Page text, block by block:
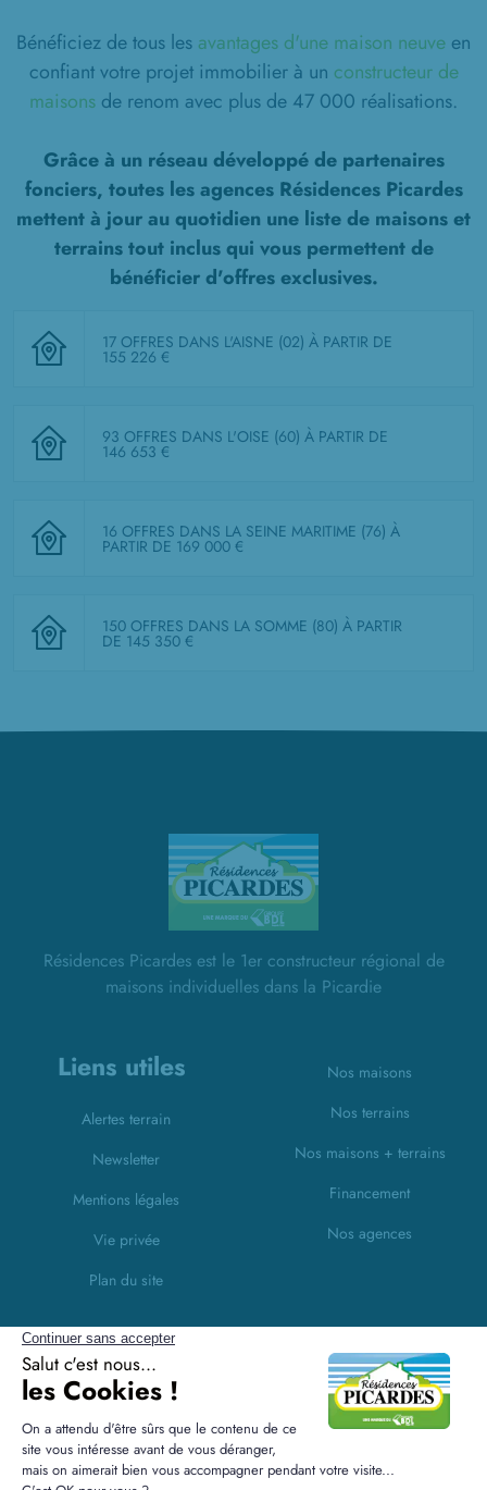
Bénéficiez de tous les avantages d'une maison neuve en
confiant votre projet immobilier à un constructeur de
maisons de renom avec plus de 47 000 réalisations.
Grâce à un réseau développé de partenaires
fonciers, toutes les agences Résidences Picardes
mettent à jour au quotidien une liste de maisons et
terrains tout inclusqui vous permettent de
bénéficier d'offres exclusives.
17 OFFRES DANS L'AISNE (02) À PARTIR DE
155 226 €
93 OFFRES DANS L'OISE (60) À PARTIR DE
146 653 €
16 OFFRES DANS LA SEINE MARITIME (76) À
PARTIR DE 169 000 €
150 OFFRES DANS LA SOMME (80) À PARTIR
DE 145 350 €
Résidences Picardes est le 1er constructeur régional de
maisons individuelles dans la Picardie
Liens utiles
Alertes terrain
Newsletter
Mentions légales
Vie privée
Plan du site
Nos maisons
Nos terrains
Nos maisons + terrains
Financement
Nos agences